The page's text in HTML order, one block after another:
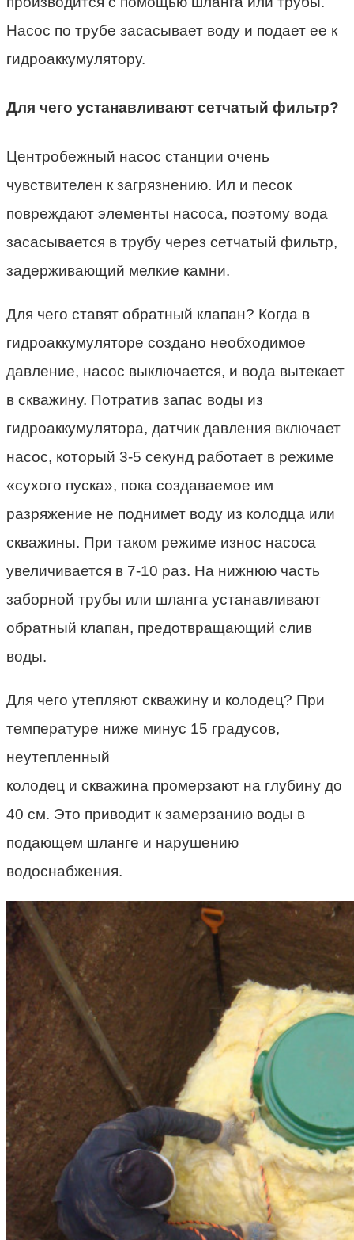
Насос по трубе засасывает воду и подает ее к
гидроаккумулятору.
Для чего устанавливают сетчатый фильтр?
Центробежный насос станции очень
чувствителен к загрязнению. Ил и песок
повреждают элементы насоса, поэтому вода
засасывается в трубу через сетчатый фильтр,
задерживающий мелкие камни.
Для чего ставят обратный клапан? Когда в
гидроаккумуляторе создано необходимое
давление, насос выключается, и вода вытекает
в скважину. Потратив запас воды из
гидроаккумулятора, датчик давления включает
насос, который 3-5 секунд работает в режиме
«сухого пуска», пока создаваемое им
разряжение не поднимет воду из колодца или
скважины. При таком режиме износ насоса
увеличивается в 7-10 раз. На нижнюю часть
заборной трубы или шланга устанавливают
обратный клапан, предотвращающий слив
воды.
Для чего утепляют скважину и колодец? При
температуре ниже минус 15 градусов,
неутепленный
колодец и скважина промерзают на глубину до
40 см. Это приводит к замерзанию воды в
подающем шланге и нарушению
водоснабжения.